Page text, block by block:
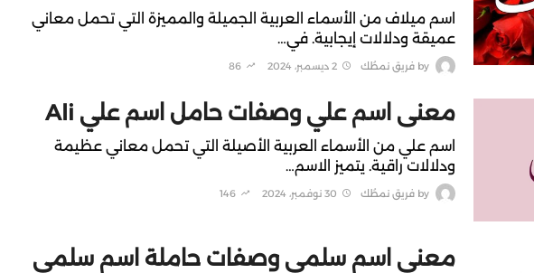
اسم ميلاف من الأسماء العربية الجميلة والمميزة التي تحمل معاني
عميقة ودلالات إيجابية. في…
by فريق نمطُك 2 ديسمبر، 2024 86
معنى اسم علي وصفات حامل اسم علي Ali
اسم علي من الأسماء العربية الأصيلة التي تحمل معاني عظيمة
ودلالات راقية. يتميز الاسم…
by فريق نمطُك 30 نوفمبر، 2024 146
معنى اسم سلمى وصفات حاملة اسم سلمى